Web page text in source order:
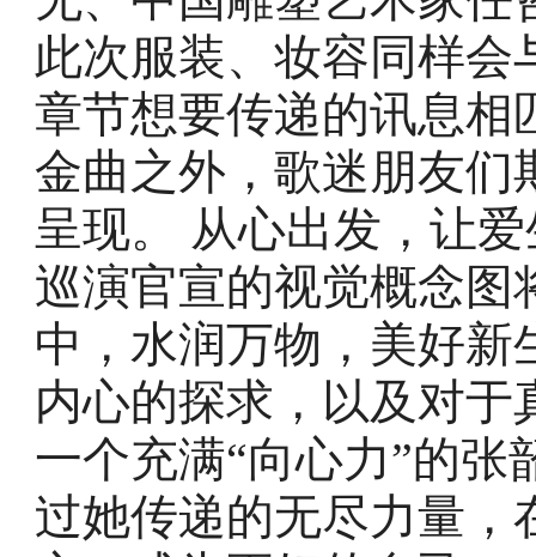
此次服装、妆容同样
章节想要传递的讯息相
金曲之外，歌迷朋友们
呈现。 从心出发，让
巡演官宣的视觉概念图
中，水润万物，美好
内心的探求，以及对
一个充满“向心力”的
过她传递的无尽力量，